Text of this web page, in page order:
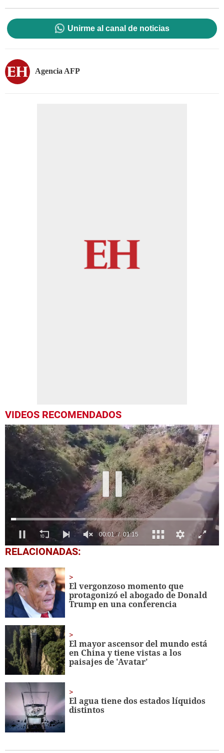
Unirme al canal de noticias
Agencia AFP
VIDEOS RECOMENDADOS
0
seconds
1
minute,
15
seconds
RELACIONADAS:
El vergonzoso momento que
protagonizó el abogado de Donald
Trump en una conferencia
El mayor ascensor del mundo está
en China y tiene vistas a los
paisajes de 'Avatar'
El agua tiene dos estados líquidos
distintos